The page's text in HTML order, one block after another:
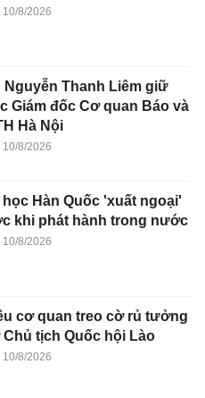
10/8/2026
Nguyễn Thanh Liêm giữ
Giám đốc Cơ quan Báo và
Hà Nội
10/8/2026
học Hàn Quốc 'xuất ngoại'
khi phát hành trong nước
10/8/2026
cơ quan treo cờ rủ tưởng
Chủ tịch Quốc hội Lào
10/8/2026